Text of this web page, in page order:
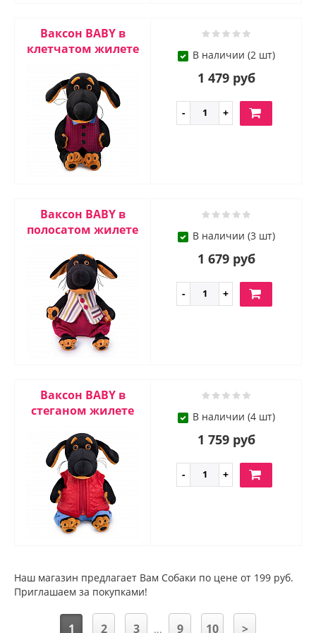
Ваксон BABY в
клетчатом жилете
В наличии (2 шт)
1 479 руб
Ваксон BABY в
полосатом жилете
В наличии (3 шт)
1 679 руб
Ваксон BABY в
стеганом жилете
В наличии (4 шт)
1 759 руб
Наш магазин предлагает Вам Собаки по цене от 199 руб.
Приглашаем за покупками!
1 2 3 ... 9 10 >